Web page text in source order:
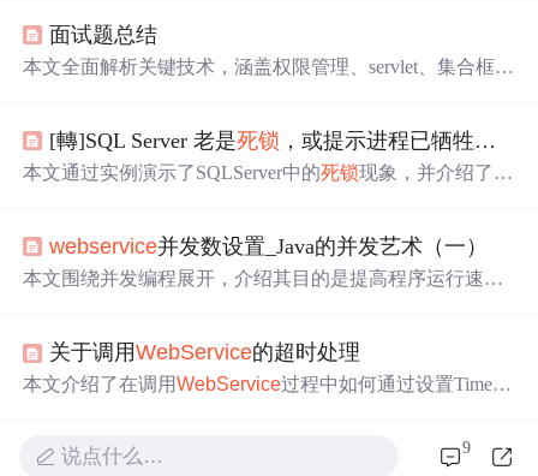
序、索引器实现、表达式求值、三层架构设计、对象实例
化、代码后植技术、配件与程序集概念、WebService调
ice 对比、ListView排序功能实现、XML文件遍历、SQL查
询优化、 死锁检测与避免、数据结构与算法应用、软件开
发工具使用、大数据处理技术、开发环境配置、音视频处
论、运维自动化、操作系统选择、云计算平台比较、自然
语言处理、区块链技术、隐私计算、文档协作工具、版本
控制系统、项目管理工具、机器学习分类、数据安全策
领域兴趣分享。
面试题总结
本文全面解析关键技术，涵盖权限管理、servlet、集合框
t配置、SQL连接、Spring模块、事务处理、连接池、拦截
器、死锁、视图创建、Spring应用、JSP内置对象及动作、
方式、Spring组件、BeanFactory应用、JS数据转换、hashC
ode解析、synchronized与Lock对比。
[轉]SQL Server 老是死锁 ，或提示进程已牺牲，怎麽解决
本文通过实例演示了SQLServer中的死锁现象，并介绍了如
webservice并发数设置_Java的并发艺术（一）
本文围绕并发编程展开，介绍其目的是提高程序运行速度
方法，如减少上下文切换、避免死锁、应对资源限制等，
强调要合理利用并发编程。
关于调用WebService的超时处理
本文介绍了在调用WebService过程中如何通过设置Timeou
说点什么… 9